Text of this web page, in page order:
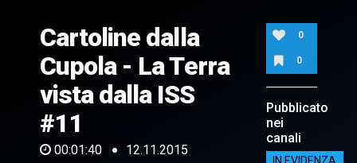
40
seconds
Cartoline dalla
Cupola - La Terra
vista dalla ISS
#11
00:01:40 12.11.2015
0
0
Pubblicato
nei
canali